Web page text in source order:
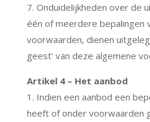
7. Onduidelijkheden over de
één of meerdere bepalingen
voorwaarden, dienen
geest’ van deze algemene
Artikel 4 – Het aanbod
1. Indien een aanbod een
heeft of onder voorwaarden